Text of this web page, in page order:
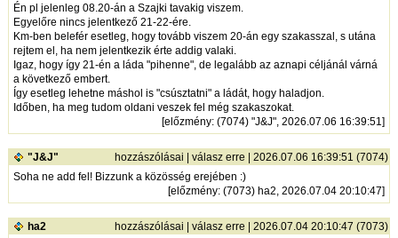
Én pl jelenleg 08.20-án a Szajki tavakig viszem.
Egyelőre nincs jelentkező 21-22-ére.
Km-ben belefér esetleg, hogy tovább viszem 20-án egy szakasszal, s utána
rejtem el, ha nem jelentkezik érte addig valaki.
Igaz, hogy így 21-én a láda "pihenne", de legalább az aznapi céljánál várná
a következő embert.
Így esetleg lehetne máshol is "csúsztatni" a ládát, hogy haladjon.
Időben, ha meg tudom oldani veszek fel még szakaszokat.
[előzmény: (7074) "J&J", 2026.07.06 16:39:51]
"J&J" hozzászólásai |válasz erre | 2026.07.06 16:39:51 (7074)
Soha ne add fel! Bizzunk a közösség erejében :)
[előzmény: (7073) ha2, 2026.07.04 20:10:47]
ha2 hozzászólásai |válasz erre | 2026.07.04 20:10:47 (7073)